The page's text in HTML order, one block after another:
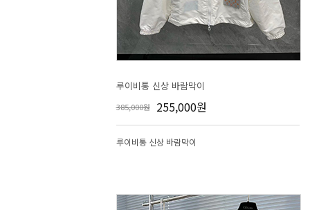
루이비통 신상 바람막이
385,000원 255,000원
루이비통 신상 바람막이